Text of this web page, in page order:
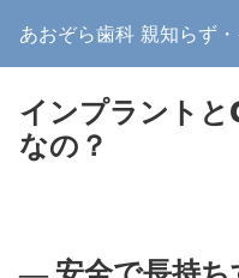
あおぞら歯科 親知らず
インプラントと
なの？